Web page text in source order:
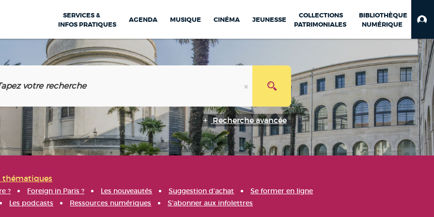
SERVICES &
INFOS PRATIQUES
AGENDA MUSIQUE CINÉMA JEUNESSE
COLLECTIONS
PATRIMONIALES
BIBLIOTHÈQUE
NUMÉRIQUE
Recherche avancée
thématiques
? Foreign in Paris ? Les nouveautés Suggestion d'achat
Se former en ligne
Les podcasts Ressources numériques S'abonner aux infolettres